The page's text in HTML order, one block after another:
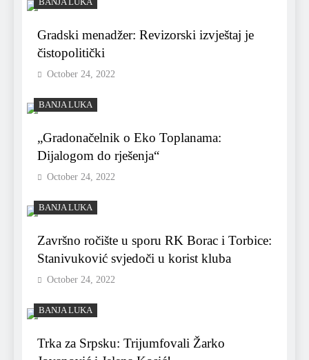
BANJA LUKA
Gradski menadžer: Revizorski izvještaj je
čistopolitički
October 24, 2022
BANJA LUKA
„Gradonačelnik o Eko Toplanama:
Dijalogom do rješenja“
October 24, 2022
BANJA LUKA
Završno ročište u sporu RK Borac i Torbice:
Stanivuković svjedoči u korist kluba
October 24, 2022
BANJA LUKA
Trka za Srpsku: Trijumfovali Žarko